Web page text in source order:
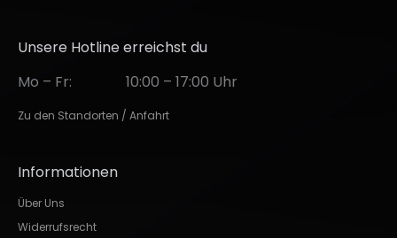
Unsere Hotline erreichst du
Mo – Fr:
10:00 – 17:00 Uhr
Zu den Standorten / Anfahrt
Informationen
Über Uns
Widerrufsrecht